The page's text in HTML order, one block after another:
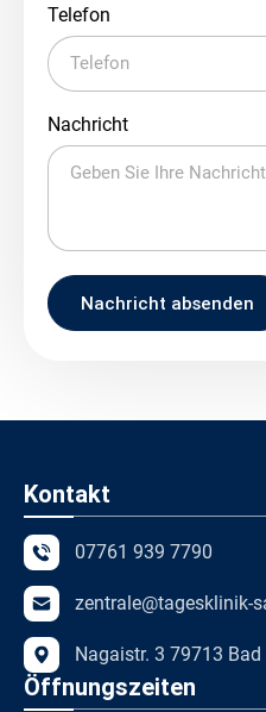
Telefon
Nachricht
Nachricht absenden
Kontakt
07761 939 7790
zentrale@tagesklinik-
Nagaistr. 3 79713
Öffnungszeiten